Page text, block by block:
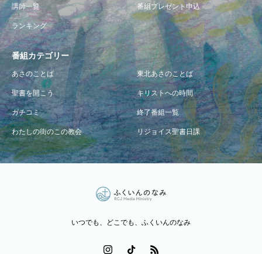
講師一覧 番組プレゼント申込
ランキング
番組カテゴリー
あさのことば 東北あさのことば
聖書を開こう キリストへの時間
ガチコミ 終了番組一覧
わたしの街のこの教会 リジョイス聖書日課
いつでも、どこでも、ふくいんのなみ